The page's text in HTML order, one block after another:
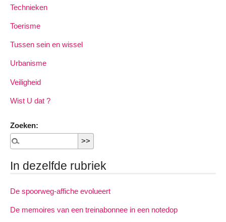
Technieken
Toerisme
Tussen sein en wissel
Urbanisme
Veiligheid
Wist U dat ?
Zoeken:
In dezelfde rubriek
De spoorweg-affiche evolueert
De memoires van een treinabonnee in een notedop